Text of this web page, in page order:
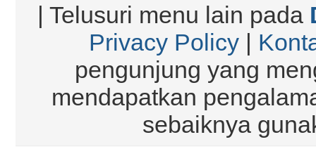
| Telusuri menu lain pada
Privacy Policy|
pengunjung yang
mendapatkan
sebaiknya